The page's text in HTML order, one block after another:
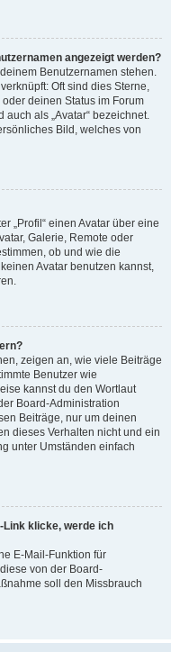
angezeigt werden?
Benutzernamen stehen.
Oft sind dies Sterne,
deinen Status im Forum
als „Avatar“ bezeichnet.
Bild, welches von
„Profil“ einen Avatar über eine
Galerie, Remote oder
ob und wie die
Avatar benutzen kannst,
zeigen an, wie viele Beiträge
Benutzer wie
kannst du den Wortlaut
Board-Administration
Beiträge, nur um deinen
dieses Verhalten nicht und ein
unter Umständen einfach
Link klicke, werde ich
E-Mail-Funktion für
von der Board-
soll den Missbrauch